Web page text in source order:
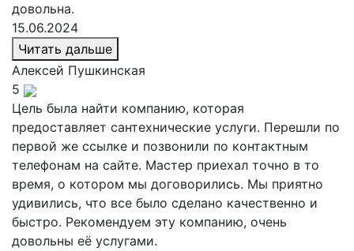
довольна.
15.06.2024
Читать дальше
Алексей Пушкинская
5
Цель была найти компанию, которая
предоставляет сантехнические услуги. Перешли по
первой же ссылке и позвонили по контактным
телефонам на сайте. Мастер приехал точно в то
время, о котором мы договорились. Мы приятно
удивились, что все было сделано качественно и
быстро. Рекомендуем эту компанию, очень
довольны её услугами.